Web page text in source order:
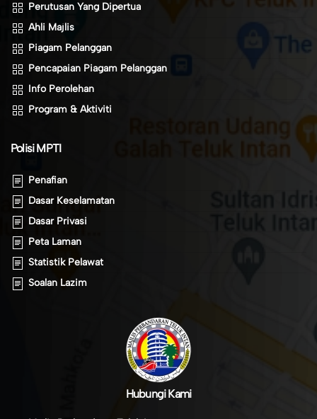
Perutusan Yang Dipertua
Ahli Majlis
Piagam Pelanggan
Pencapaian Piagam Pelanggan
Info Perolehan
Program & Aktiviti
Polisi MPTI
Penafian
Dasar Keselamatan
Dasar Privasi
Peta Laman
Statistik Pelawat
Soalan Lazim
Hubungi Kami